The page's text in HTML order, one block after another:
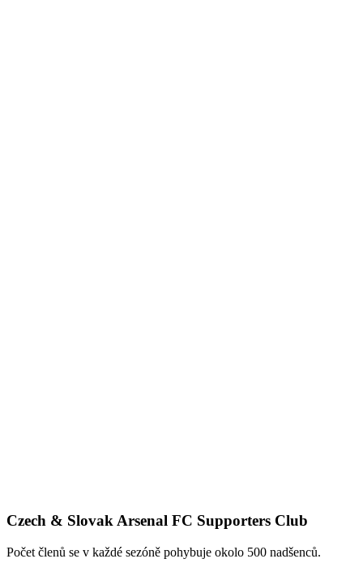
Czech & Slovak Arsenal FC Supporters Club
Počet členů se v každé sezóně pohybuje okolo 500 nadšenců.